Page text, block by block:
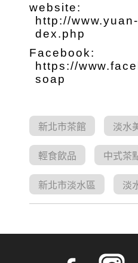
website:
http://
dex.php
Facebook:
https://
soap
新北市茶館 淡水
輕食飲品 中式茶
新北市淡水區 淡